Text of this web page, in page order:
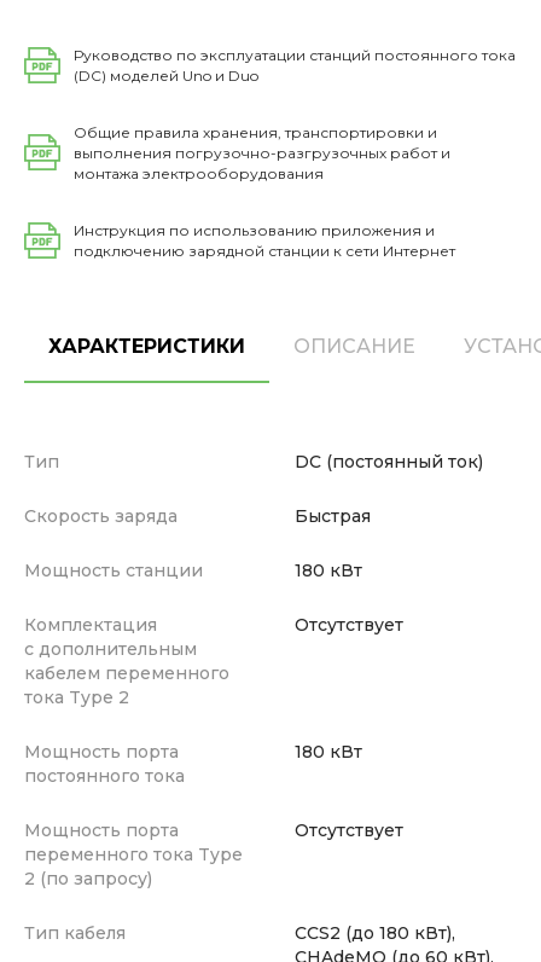
Руководство по эксплуатации станций постоянного тока
(DC) моделей Uno и Duo
Общие правила хранения, транспортировки и
выполнения погрузочно-разгрузочных работ и
монтажа электрооборудования
Инструкция по использованию приложения и
подключению зарядной станции к сети Интернет
ХАРАКТЕРИСТИКИ ОПИСАНИЕ
Тип DC (постоянный ток)
Скорость заряда Быстрая
Мощность станции 180 кВт
Комплектация
с дополнительным
кабелем переменного
тока Type 2
Отсутствует
Мощность порта
постоянного тока
180 кВт
Мощность порта
переменного тока Type
2 (по запросу)
Отсутствует
Тип кабеля
CCS2 (до 180 кВт),
CHAdeMO (до 60 кВт),